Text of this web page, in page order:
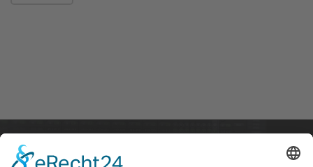
STARTSEITE PRODUKTE